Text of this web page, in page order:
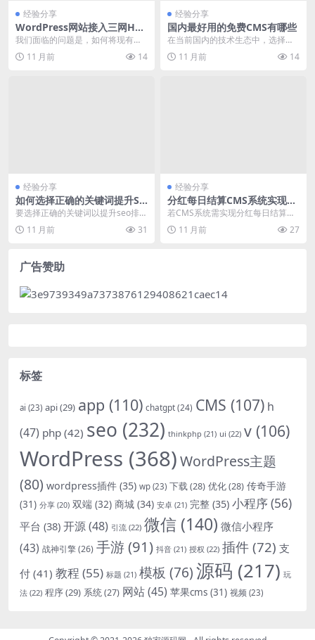
经验分享
WordPress网站接入三网H5
游戏API实现集成与数据同步
我们面临的问题是，如何将现有的
WordPress网站与三网h5游戏平台
进行API...
11 月前 14
经验分享
国内最好用的免费CMS有哪些
在当前国内的技术生态中，选择一
款免费且性能优良的CMS（内容管
理系统）对于构建和...
11 月前 14
经验分享
如何选择正确的关键词提升SE
O排名
要选择正确的关键词以提升seo排
名，首先需要明确用户搜索习惯和
需求。通过分析搜索...
11 月前 31
经验分享
分红每日结算CMS系统实现与
故障排查
若CMS系统需实现分红每日结算功
能，需关注language-php或langu
a... 11 月前 27
广告赞助
标签
ai (23) api(29) app (110) chatgpt(24) CMS (107) h
(47) php (42) seo (232) thinkphp (21) ui (22) v (106)
WordPress (368)WordPress主题
(80) wordpress插件 (35) wp (23) 下载(28) 优化(28) 传奇手游
(31) 分享 (20) 双端 (32) 商城 (34) 安卓 (21) 完整 (35) 小程序(56)
平台 (38) 开源(48) 引流 (22) 微信 (140) 微信小程序
(43) 战神引擎(26) 手游(91) 抖音 (21) 授权 (22) 插件 (72) 支
付 (41) 教程 (55) 标题 (21) 模板 (76)源码 (217) 玩
法 (22) 程序(29) 系统(27) 网站(45) 苹果cms (31) 视频 (23)